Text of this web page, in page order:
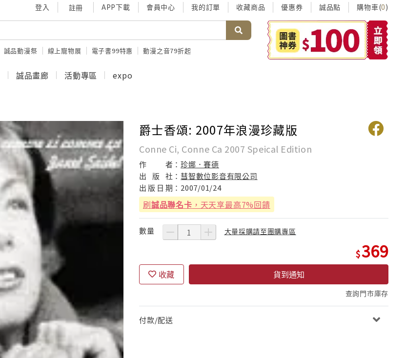
登入 註冊 APP下載 會員中心 我的訂單 收藏商品 優惠券 誠品點 購物車(0)
誠品動漫祭 線上寵物展 電子書99特惠 動漫之音79折起
誠品畫廊 活動專區 expo
爵士香頌: 2007年浪漫珍藏版
Conne Ci, Conne Ca 2007 Speical Edition
作 者：珍娜．賽德
出
版 社：彗智數位影音有限公司
出 版 日 期： 2007/01/24
刷誠品聯名卡 ，天天享最高7%回饋
數量 大量採購請至團購專區
369
收藏 貨到通知
查詢門市庫存
付款/配送